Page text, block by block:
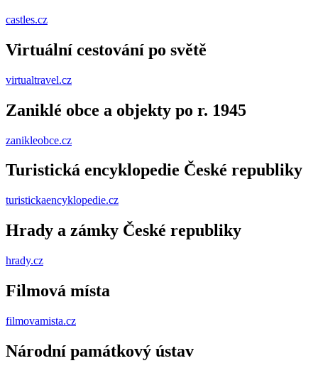
castles.cz
Virtuální cestování po světě
virtualtravel.cz
Zaniklé obce a objekty po r. 1945
zanikleobce.cz
Turistická encyklopedie České republiky
turistickaencyklopedie.cz
Hrady a zámky České republiky
hrady.cz
Filmová místa
filmovamista.cz
Národní památkový ústav